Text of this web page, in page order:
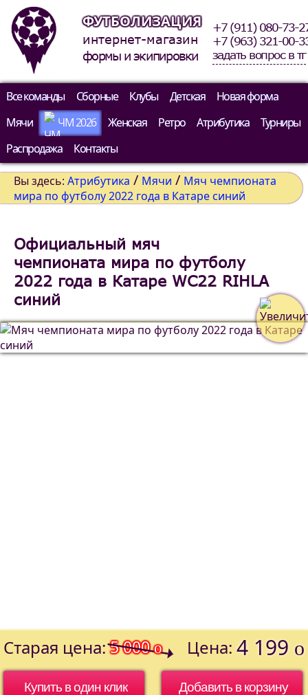
ФУТБОЛИЗАЦИЯ
интернет-магазин
формы и экипировки
+7 (911) 080-73-
+7 (963) 321-00-
задать вопрос в тг
Все команды Сборные Клубы Детская
Новая форма
Мячи
ЧМ 2026 Женская Ретро Атрибутика
Турниры
Распродажа
Контакты
Вы здесь: Атрибутика / Мячи / Мяч чемпионата
мира по футболу 2022 года в Катаре синий
Официальный мяч
чемпионата мира по футболу
2022 года в Катаре WC22 RIHLA
синий
Старая цена: 5 000o Цена: 4 199 o
Купить в один клик